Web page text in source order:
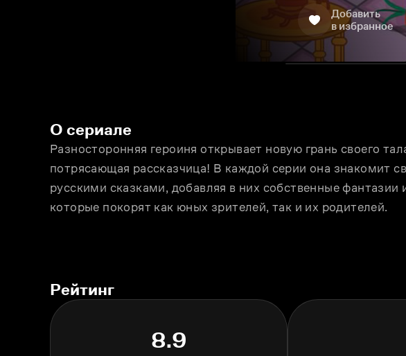
Добавить
в избранное
О сериале
Разносторонняя героиня открывает новую грань своего
потрясающая рассказчица! В каждой серии она знакомит
русскими сказками, добавляя в них собственные фантазии
которые покорят как юных зрителей, так и их родителей.
Рейтинг
8.9